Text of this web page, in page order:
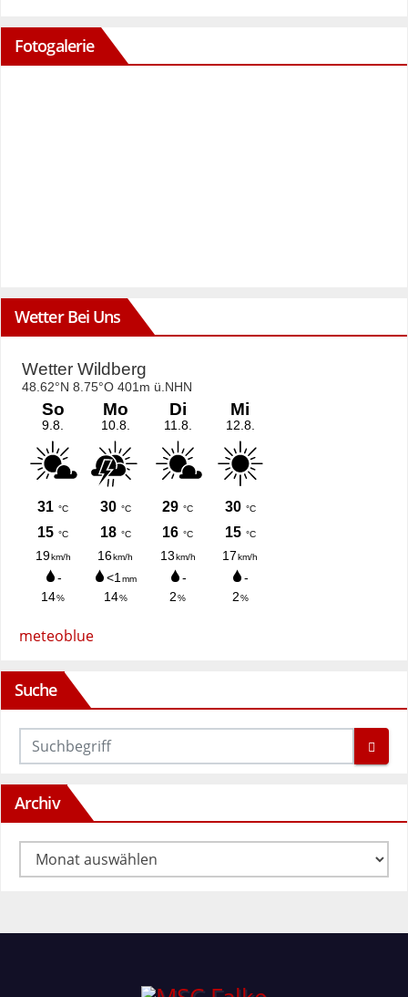
Fotogalerie
Wetter Bei Uns
meteoblue
Suche
Archiv
Archiv